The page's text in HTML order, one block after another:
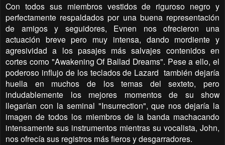
Con todos sus miembros vestidos de riguroso negro y
perfectamente respaldados por una buena representación
de amigos y seguidores, Evnen nos ofrecieron una
actuación breve pero muy intensa, dando mordiente y
agresividad a los pasajes más salvajes contenidos en
cortes como "Awakening Of Ballad Dreams". Pese a ello, el
poderoso influjo de los teclados de Lazard también dejaría
huella en muchos de los temas del sexteto, pero
indudablemente los mejores momentos de su show
llegarían con la seminal "Insurrection", que nos dejaría la
imagen de todos los miembros de la banda machacando
intensamente sus instrumentos mientras su vocalista, John,
nos ofrecía sus registros más fieros y desgarradores.